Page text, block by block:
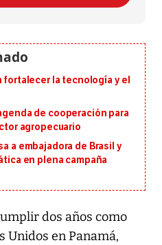
fortalecer la tecnología y el
de cooperación para
agropecuario
a embajadora de Brasil y
en plena campaña
dos años como
Unidos en Panamá,